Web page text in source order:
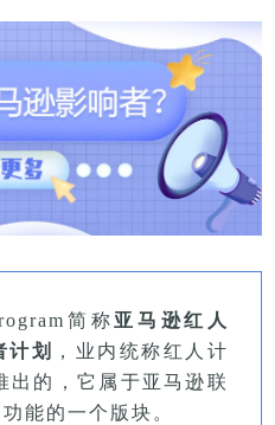
简称 亚马逊红人
计划
，业内统称红人计
出的，它属于亚马逊联
能的一个版块。